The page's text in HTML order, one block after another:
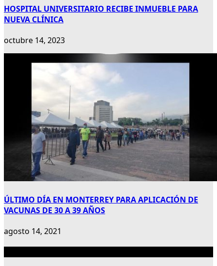
HOSPITAL UNIVERSITARIO RECIBE INMUEBLE PARA
NUEVA CLÍNICA
octubre 14, 2023
ÚLTIMO DÍA EN MONTERREY PARA APLICACIÓN DE
VACUNAS DE 30 A 39 AÑOS
agosto 14, 2021